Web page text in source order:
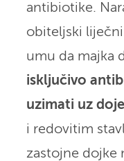
antibiotike.
obiteljski
umu da majka
isključivo
uzimati uz
i redovitim
zastojne dojke